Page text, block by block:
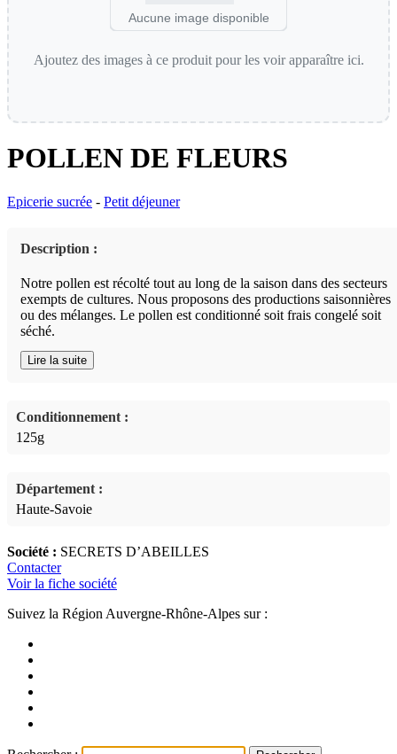
Aucune image disponible
Ajoutez des images à ce produit pour les voir apparaître ici.
POLLEN DE FLEURS
Epicerie sucrée - Petit déjeuner
Description :
Notre pollen est récolté tout au long de la saison dans des secteurs
exempts de cultures. Nous proposons des productions saisonnières
ou des mélanges. Le pollen est conditionné soit frais congelé soit
séché.
Lire la suite
Conditionnement :
125g
Département :
Haute-Savoie
Société : SECRETS D’ABEILLES
Contacter
Voir la fiche société
Suivez la Région Auvergne-Rhône-Alpes sur :